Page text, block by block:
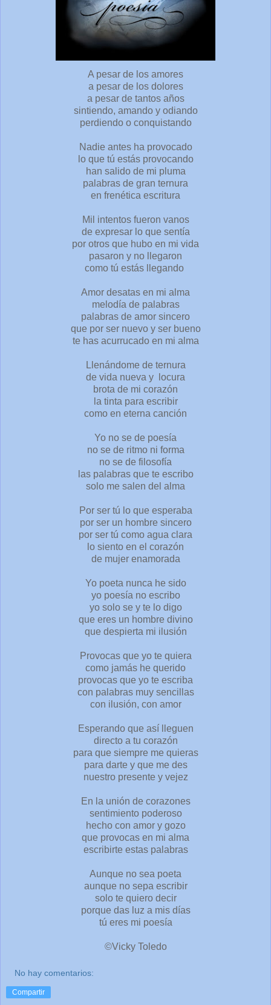
A pesar de los amores
a pesar de los dolores
a pesar de tantos años
sintiendo, amando y odiando
perdiendo o conquistando
Nadie antes ha provocado
lo que tú estás provocando
han salido de mi pluma
palabras de gran ternura
en frenética escritura
Mil intentos fueron vanos
de expresar lo que sentía
por otros que hubo en mi vida
pasaron y no llegaron
como tú estás llegando
Amor desatas en mi alma
melodía de palabras
palabras de amor sincero
que por ser nuevo y ser bueno
te has acurrucado en mi alma
Llenándome de ternura
de vida nueva y locura
brota de mi corazón
la tinta para escribir
como en eterna canción
Yo no se de poesía
no se de ritmo ni forma
no se de filosofía
las palabras que te escribo
solo me salen del alma
Por ser tú lo que esperaba
por ser un hombre sincero
por ser tú como agua clara
lo siento en el corazón
de mujer enamorada
Yo poeta nunca he sido
yo poesía no escribo
yo solo se y te lo digo
que eres un hombre divino
que despierta mi ilusión
Provocas que yo te quiera
como jamás he querido
provocas que yo te escriba
con palabras muy sencillas
con ilusión, con amor
Esperando que así lleguen
directo a tu corazón
para que siempre me quieras
para darte y que me des
nuestro presente y vejez
En la unión de corazones
sentimiento poderoso
hecho con amor y gozo
que provocas en mi alma
escribirte estas palabras
Aunque no sea poeta
aunque no sepa escribir
solo te quiero decir
porque das luz a mis días
tú eres mi poesía
©Vicky Toledo
No hay comentarios:
Compartir